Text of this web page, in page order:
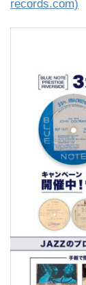
records.com)